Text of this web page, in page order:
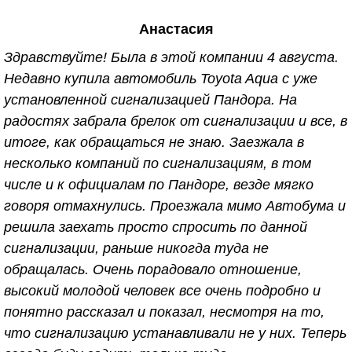
Здесь много уточняют какая сигнализация, какая
машина, а потом начинают критиковать, мол к
клиентам на дорогих машинах отношение особое,
так вот; исходя из этого умолчу о данных
характеристиках. Вернёмся к основной теме. На
первой машине сигнализацию установили 7 лет
назад, за всё это время не разу не подводила.
Иногда возникали некоторые вопросы,
исключительно из-за того что лень было заглянуть
в инструкцию, и чисто поэтому звонила
специалистам. И на любой, даже самый глупый
вопрос получала подробный инструктаж и
консультацию. После 7ми лет эксплуатации,
машина была продана и приобретена новая
"ласточка" . Вопрос о том куда обратиться за
Анастасия
Здравствуйте! Была в этой компании 4 августа.
Недавно купила автомобиль Toyota Aqua с уже
установленной сигнализацией Пандора. На
радостях забрала брелок от сигнализации и все, в
итоге, как обращаться не знаю. Заезжала в
несколько компаний по сигнализациям, в том
числе и к официалам по Пандоре, везде мягко
говоря отмахнулись. Проезжала мимо Автобума и
решила заехать просто спросить по данной
сигнализации, раньше никогда туда не
обращалась. Очень порадовало отношение,
высокий молодой человек все очень подробно и
понятно рассказал и показал, несмотря на то,
что сигнализацию устанавливали не у них. Теперь